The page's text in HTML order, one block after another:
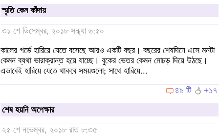
স্মৃতি কেন কাঁদায়
৩১ শে ডিসেম্বর, ২০১৮ সন্ধ্যা ৬:৫০
কালের গর্ভে হারিয়ে যেতে বসেছে আরও একটি বছর। বছরের শেষদিনে এসে মনটা
কেমন ব্যথা ভারাক্রান্ত হয়ে যাচ্ছে। বুকের ভেতর কেমন মোচড় দিয়ে উঠছে।
এভাবেই হারিয়ে যেতে থাকবে সময়গুলো; সাথে হারিয়ে...
৪৯ টি
+১৭
শেষ হয়নি অপেক্ষার
২৫ শে নভেম্বর, ২০১৮ রাত ৮:৩৫